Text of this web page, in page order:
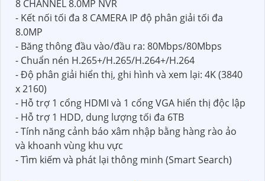
8 CHANNEL 8.0MP NVR
- Kết nối tối đa 8 CAMERA IP độ phân giải tối đa
8.0MP
- Băng thông đầu vào/đầu ra: 80Mbps/80Mbps
- Chuẩn nén H.265+/H.265/H.264+/H.264
- Độ phân giải hiển thị, ghi hình và xem lại: 4K (3840
x 2160)
- Hỗ trợ 1 cổng HDMI và 1 cổng VGA hiển thị độc lập
- Hỗ trợ 1 HDD, dung lượng tối đa 6TB
- Tính năng cảnh báo xâm nhập bằng hàng rào ảo
và khoanh vùng khu vực
- Tìm kiếm và phát lại thông minh (Smart Search)